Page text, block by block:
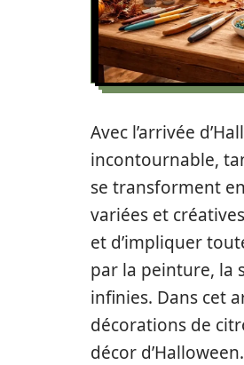
Avec l’arrivée
incontournable,
se transforment
variées et
et d’impliquer
par la peinture, la
infinies. Dans cet
décorations de
décor d’Halloween.